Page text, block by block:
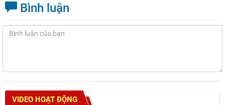
Bình luận
VIDEO HOẠT ĐỘNG